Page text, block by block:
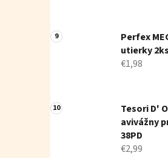
Perfex
utierky 2ks
€1,98
Tesori D'
avivážny
38PD
€2,99